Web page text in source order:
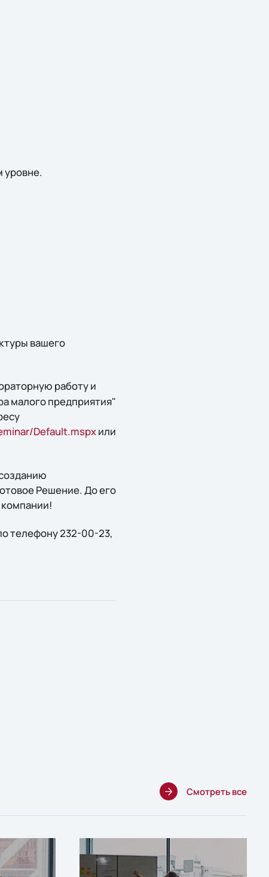
уровне.
вашего
работу и
малого предприятия"
Default.mspxили
Решение. До его
телефону 232-00-23,
Смотреть все